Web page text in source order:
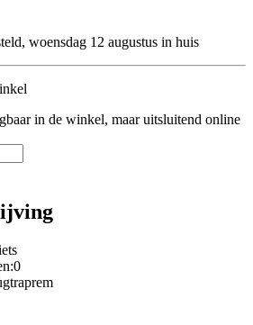
woensdag 12 augustus in huis
in de winkel, maar uitsluitend online